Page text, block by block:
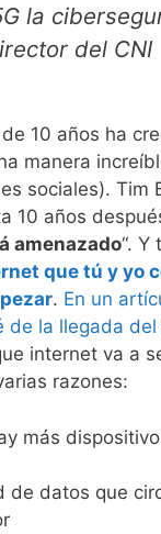
la
del CNI
10 años ha
manera
sociales). Tim
10 años
amenazado“. Y
que tú y yo
. En un
de la llegada
internet va a
razones:
más
de datos que